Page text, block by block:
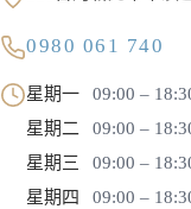
0980 061 740
星期一
09:00 –
星期二
09:00 –
星期三
09:00 –
星期四
09:00 –